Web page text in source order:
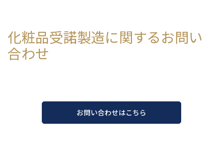
化粧品受諾製造に関するお問い
合わせ
お問い合わせはこちら